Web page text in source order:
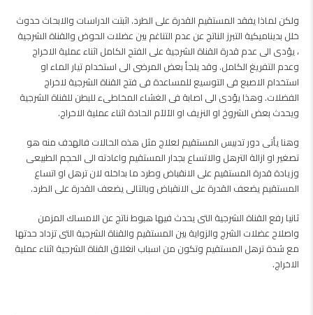
ولكن لماذا يفقد المستقيم القدرة على الطرد. اثبتت الدراسات والابحاث حدوث
خلل بديناميكية التبرز الناتج عن عدم التناغم بين عضلات الحوض والقناة الشرجية
، يؤدى الى عدم قدرة القناة الشرجية على الفتح الكامل اثناء عملية الاخراج
وعدم التفريغ الكامل. وقد يلجأ بعض المرضى الى استخدام تيار الماء او
استخدام الاصبع فى التوسيع للمساعدة فى فتح القناة الشرجية لاخراج
الفضلات. وهذا يؤدى الى اصابة فى الغشاء المخاطىء للبطن للقناة الشرجية
ويحدث بعض الشروخ او النزيف او الآلآم الحادة اثناء عملية الاخراج.
وهنا يأتى دور تدبيس المستقيم لعلاج مثل هذه الحالات فالهدف منه هو
تصغير او ازالة الترهل والاتساع بجدار المستقيم واعادته الى الحجم الطبيعى
وزيادة قدرة المستقيم على الانقباض وطرد ما بداخله لان ترهل او اتساع
المستقيم يضعف القدرة على الانقباض وبالتالى يضعف القدرة على الطرد.
ثانيا رفع القناة الشرجية التى يحدث فيها هبوط ناتج عن الامساك المزمن
واصلاح عضلات الشرج والزواية بين المستقيم والقناة الشرجية التى تزداد حدتها
مع شدة ترهل المستقيم وتكون من اسباب انغلاق القناة الشرجية اثناء عملية
الاخراج.